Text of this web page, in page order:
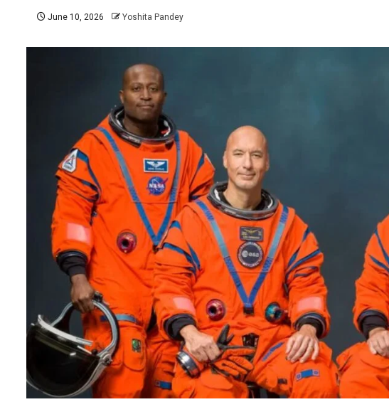
June 10, 2026 Yoshita Pandey